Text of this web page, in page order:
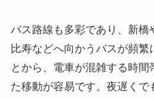
バス路線も多彩であり、新橋
比寿などへ向かうバスが頻繁
とから、電車が混雑する時間
た移動が容易です。夜遅くで